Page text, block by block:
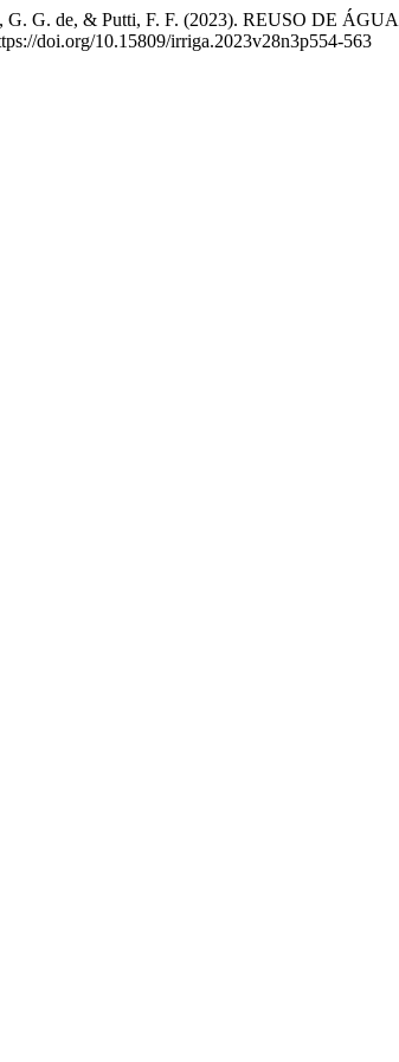
G. G. de, & Putti, F. F. (2023). REUSO DE
doi.org/10.15809/irriga.2023v28n3p554-563